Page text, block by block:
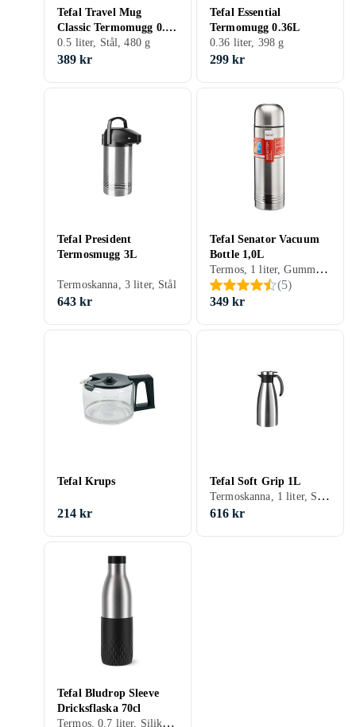
Tefal Travel Mug
Classic Termomugg 0.5l
N2022110
0.5 liter, Stål, 480 g
389 kr
Tefal Essential
Termomugg 0.36L
0.36 liter, 398 g
299 kr
Tefal President
Termosmugg 3L
Termoskanna, 3 liter, Stål
643 kr
Tefal Senator Vacuum
Bottle 1,0L
Termos, 1 liter, Gummi, Plast, Silikon, Stål, 742 g
(5)
349 kr
Tefal Krups
214 kr
Tefal Soft Grip 1L
Termoskanna, 1 liter, Stål, 585 g
616 kr
Tefal Bludrop Sleeve
Dricksflaska 70cl
Termos, 0.7 liter, Silikon, Stål, 332 g